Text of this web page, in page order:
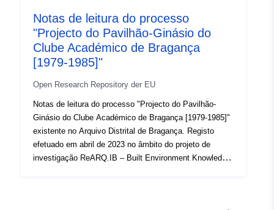
observacao-ou-conversacao/61084/conversa-com-
antonio-almeida-porto-de-mos. Dados exportados da
plataforma Arquitectura Aqui
(https://arquitecturaaqui.eu), repositório do referido
projeto, em abril de 2026.
Notas de leitura do processo
"Projecto do Pavilhão-Ginásio do
Clube Académico de Bragança
[1979-1985]"
Open Research Repository der EU
Notas de leitura do processo "Projecto do Pavilhão-
Ginásio do Clube Académico de Bragança [1979-1985]"
existente no Arquivo Distrital de Bragança. Registo
efetuado em abril de 2023 no âmbito do projeto de
investigação ReARQ.IB – Built Environment Knowledge